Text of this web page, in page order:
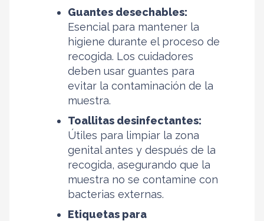
Guantes desechables:
Esencial para mantener la
higiene durante el proceso de
recogida. Los cuidadores
deben usar guantes para
evitar la contaminación de la
muestra.
Toallitas desinfectantes:
Útiles para limpiar la zona
genital antes y después de la
recogida, asegurando que la
muestra no se contamine con
bacterias externas.
Etiquetas para